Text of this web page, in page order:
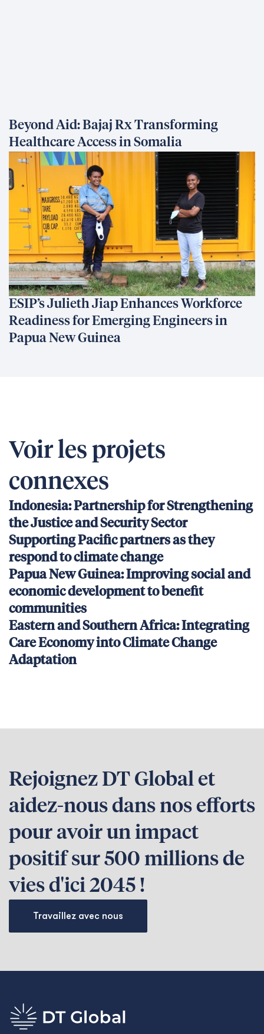
Beyond Aid: Bajaj Rx Transforming
Healthcare Access in Somalia
ESIP’s Julieth Jiap Enhances Workforce
Readiness for Emerging Engineers in
Papua New Guinea
Voir les projets
connexes
Indonesia: Partnership for Strengthening
the Justice and Security Sector
Supporting Pacific partners as they
respond to climate change
Papua New Guinea: Improving social and
economic development to benefit
communities
Eastern and Southern Africa: Integrating
Care Economy into Climate Change
Adaptation
Rejoignez DT Global et
aidez-nous dans nos efforts
pour avoir un impact
positif sur 500 millions de
vies d'ici 2045 !
Travaillez avec nous